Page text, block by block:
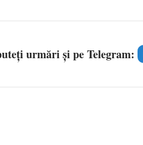
urmări și pe Telegram: